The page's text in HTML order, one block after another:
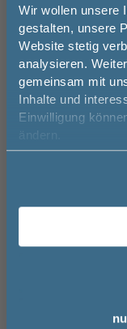
Wir wollen unsere
gestalten, unsere
Website stetig
analysieren.
gemeinsam mit
Inhalte und
Einwilligung
ändern.
Jetzt
Melde
50€*
Email